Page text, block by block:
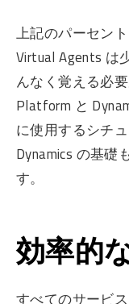
上記のパーセン
Virtual Agents は
んなく覚える必
Platform と
に使用するシチ
Dynamics の基礎
す。
効率的
すべてのサービ